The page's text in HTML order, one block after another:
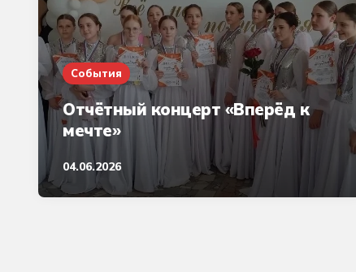
События
Отчётный концерт «Вперёд к
мечте»
04.06.2026